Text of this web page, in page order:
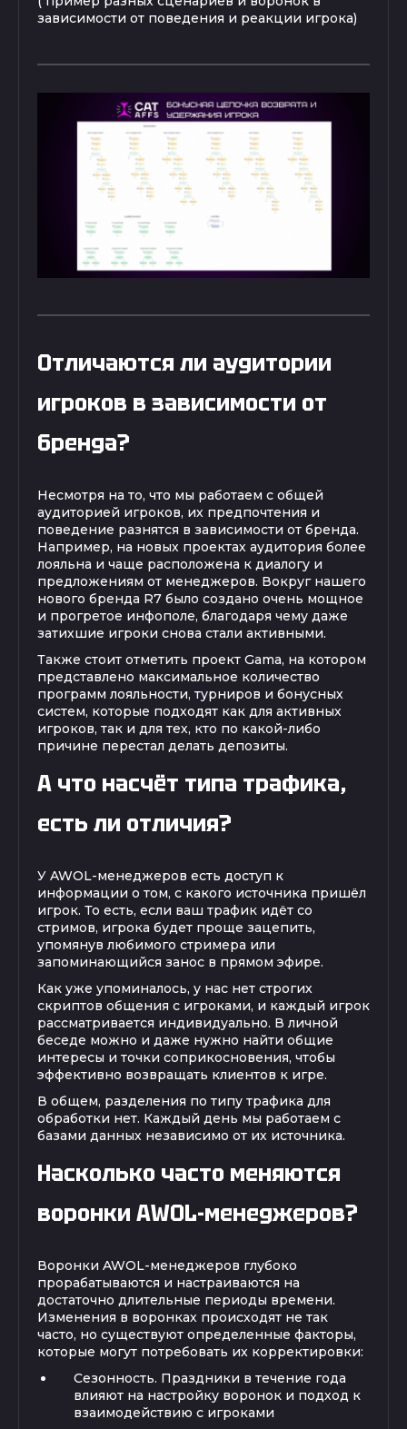
зависимости от поведения и реакции игрока)
Отличаются ли аудитории
игроков в зависимости от
бренда?
Несмотря на то, что мы работаем с общей
аудиторией игроков, их предпочтения и
поведение разнятся в зависимости от бренда.
Например, на новых проектах аудитория более
лояльна и чаще расположена к диалогу и
предложениям от менеджеров. Вокруг нашего
нового бренда R7 было создано очень мощное
и прогретое инфополе, благодаря чему даже
затихшие игроки снова стали активными.
Также стоит отметить проект Gama, на котором
представлено максимальное количество
программ лояльности, турниров и бонусных
систем, которые подходят как для активных
игроков, так и для тех, кто по какой-либо
причине перестал делать депозиты.
А что насчёт типа трафика,
есть ли отличия?
У AWOL-менеджеров есть доступ к
информации о том, с какого источника пришёл
игрок. То есть, если ваш трафик идёт со
стримов, игрока будет проще зацепить,
упомянув любимого стримера или
запоминающийся занос в прямом эфире.
Как уже упоминалось, у нас нет строгих
скриптов общения с игроками, и каждый игрок
рассматривается индивидуально. В личной
беседе можно и даже нужно найти общие
интересы и точки соприкосновения, чтобы
эффективно возвращать клиентов к игре.
В общем, разделения по типу трафика для
обработки нет. Каждый день мы работаем с
базами данных независимо от их источника.
Насколько часто меняются
воронки AWOL-менеджеров?
Воронки AWOL-менеджеров глубоко
прорабатываются и настраиваются на
достаточно длительные периоды времени.
Изменения в воронках происходят не так
часто, но существуют определенные факторы,
которые могут потребовать их корректировки:
Сезонность. Праздники в течение года
влияют на настройку воронок и подход к
взаимодействию с игроками